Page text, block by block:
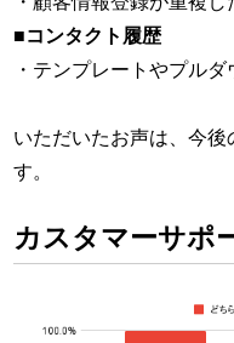
■コンタクト履歴
・テンプレートやプル
いただいたお声は、今後
す。
カスタマーサポ